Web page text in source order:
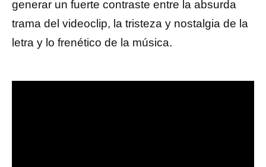
generar un fuerte contraste entre la absurda
trama del videoclip, la tristeza y nostalgia de la
letra y lo frenético de la música.